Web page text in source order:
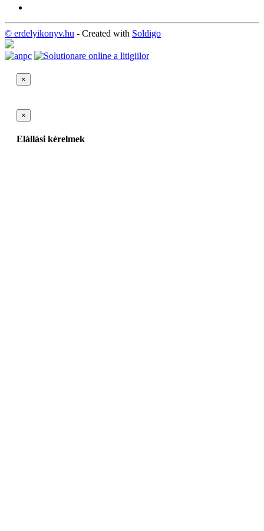
© erdelyikonyv.hu - Created with Soldigo
×
×
Elállási kérelmek